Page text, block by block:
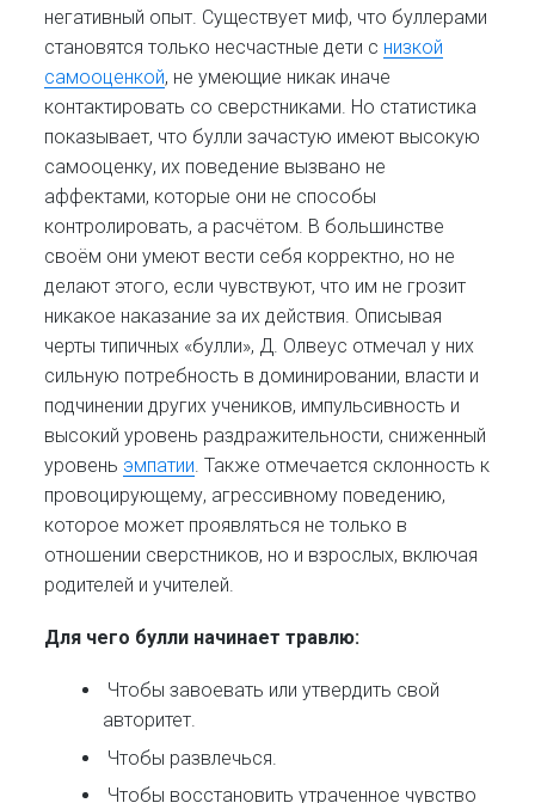
негативный опыт. Существует миф, что буллерами
становятся только несчастные дети с низкой
самооценкой, не умеющие никак иначе
контактировать со сверстниками. Но статистика
показывает, что булли зачастую имеют высокую
самооценку, их поведение вызвано не
аффектами, которые они не способы
контролировать, а расчётом. В большинстве
своём они умеют вести себя корректно, но не
делают этого, если чувствуют, что им не грозит
никакое наказание за их действия. Описывая
черты типичных «булли», Д. Олвеус отмечал у них
сильную потребность в доминировании, власти и
подчинении других учеников, импульсивность и
высокий уровень раздражительности, сниженный
уровень эмпатии . Также отмечается склонность к
провоцирующему, агрессивному поведению,
которое может проявляться не только в
отношении сверстников, но и взрослых, включая
родителей и учителей.
Для чего булли начинает травлю:
Чтобы завоевать или утвердить свой
авторитет.
Чтобы развлечься.
Чтобы восстановить утраченное чувство